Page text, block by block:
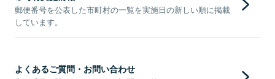
郵便番号を公表した市町村の一覧を実施日の新しい順に掲載
しています。
よくあるご質問・お問い合わせ